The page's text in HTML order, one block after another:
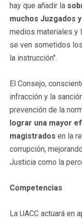
hay que añadir la
muchos Juzgados
medios materiales y
se ven sometidos
la instrucción".
El Consejo,
infracción y la
prevención de la
lograr una mayor
magistrados en la
corrupción,
Justicia como la
Competencias
La UACC actuará en